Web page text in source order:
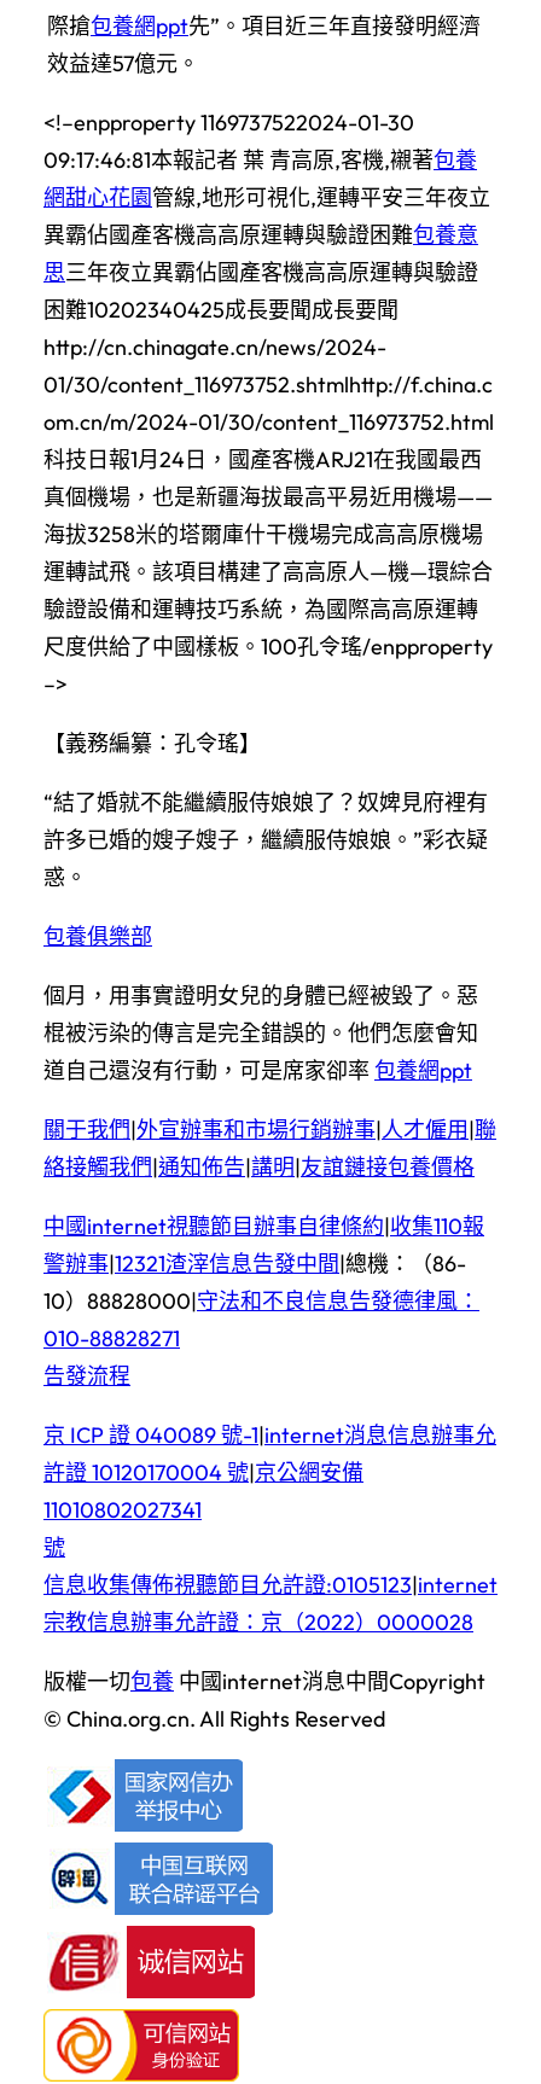
際搶包養網ppt先”。項目近三年直接發明經濟
效益達57億元。
<!–enpproperty 1169737522024-01-30
09:17:46:81本報記者 葉 青高原,客機,襯著包養
網甜心花園管線,地形可視化,運轉平安三年夜立
異霸佔國產客機高高原運轉與驗證困難包養意
思三年夜立異霸佔國產客機高高原運轉與驗證
困難10202340425成長要聞成長要聞
http://cn.chinagate.cn/news/2024-
01/30/content_116973752.shtmlhttp://f.china.c
om.cn/m/2024-01/30/content_116973752.html
科技日報1月24日，國產客機ARJ21在我國最西
真個機場，也是新疆海拔最高平易近用機場——
海拔3258米的塔爾庫什干機場完成高高原機場
運轉試飛。該項目構建了高高原人—機—環綜合
驗證設備和運轉技巧系統，為國際高高原運轉
尺度供給了中國樣板。100孔令瑤/enpproperty
–>
【義務編纂：孔令瑤】
“結了婚就不能繼續服侍娘娘了？奴婢見府裡有
許多已婚的嫂子嫂子，繼續服侍娘娘。”彩衣疑
惑。
包養俱樂部
個月，用事實證明女兒的身體已經被毀了。惡
棍被污染的傳言是完全錯誤的。他們怎麼會知
道自己還沒有行動，可是席家卻率 包養網ppt
關于我們|外宣辦事和市場行銷辦事|人才僱用|聯
絡接觸我們|通知佈告|講明|友誼鏈接包養價格
中國internet視聽節目辦事自律條約|收集110報
警辦事|12321渣滓信息告發中間|總機：（86-
10）88828000|守法和不良信息告發德律風：
010-88828271
告發流程
京 ICP 證 040089 號-1|internet消息信息辦事允
許證 10120170004 號|京公網安備
11010802027341
號
信息收集傳佈視聽節目允許證:0105123|internet
宗教信息辦事允許證：京（2022）0000028
版權一切包養 中國internet消息中間Copyright
© China.org.cn. All Rights Reserved